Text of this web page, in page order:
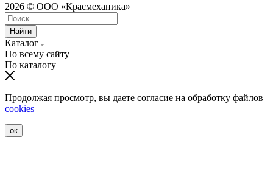
2026 © ООО «Красмеханика»
Найти
Каталог
По всему сайту
По каталогу
Продолжая просмотр, вы даете согласие на обработку файлов
cookies
ок